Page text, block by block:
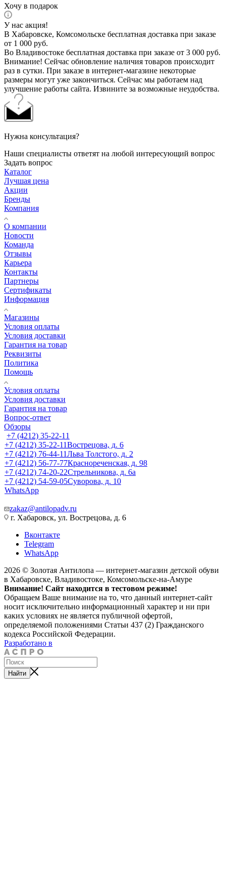
Хочу в подарок
У нас акция!
В Хабаровске, Комсомольске бесплатная доставка при заказе
от 1 000 руб.
Во Владивостоке бесплатная доставка при заказе от 3 000 руб.
Внимание! Сейчас обновление наличия товаров происходит
раз в сутки. При заказе в интернет-магазине некоторые
размеры могут уже закончиться. Сейчас мы работаем над
улучшение работы сайта. Извините за возможные неудобства.
Нужна консультация?
Наши специалисты ответят на любой интересующий вопрос
Задать вопрос
Каталог
Лучшая цена
Акции
Бренды
Компания
О компании
Новости
Команда
Отзывы
Карьера
Контакты
Партнеры
Сертификаты
Информация
Магазины
Условия оплаты
Условия доставки
Гарантия на товар
Реквизиты
Политика
Помощь
Условия оплаты
Условия доставки
Гарантия на товар
Вопрос-ответ
Обзоры
+7 (4212) 35-22-11
+7 (4212) 35-22-11Вострецова, д. 6
+7 (4212) 76-44-11Льва Толстого, д. 2
+7 (4212) 56-77-77Краснореченская, д. 98
+7 (4212) 74-20-22Стрельникова, д. 6а
+7 (4212) 54-59-05Суворова, д. 10
WhatsApp
zakaz@antilopadv.ru
г. Хабаровск, ул. Вострецова, д. 6
Вконтакте
Telegram
WhatsApp
2026 © Золотая Антилопа — интернет-магазин детской обуви
в Хабаровске, Владивостоке, Комсомольске-на-Амуре
Внимание! Сайт находится в тестовом режиме!
Обращаем Ваше внимание на то, что данный интернет-сайт
носит исключительно информационный характер и ни при
каких условиях не является публичной офертой,
определяемой положениями Статьи 437 (2) Гражданского
кодекса Российской Федерации.
Разработано в
Найти